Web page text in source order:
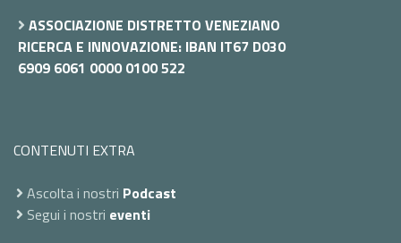
ASSOCIAZIONE DISTRETTO VENEZIANO
RICERCA E INNOVAZIONE: IBAN IT67 D030
6909 6061 0000 0100 522
CONTENUTI EXTRA
Ascolta i nostri Podcast
Segui i nostri eventi